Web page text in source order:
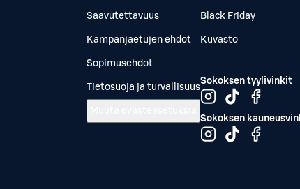
Saavutettavuus
Kampanjaetujen ehdot
Sopimusehdot
Tietosuoja ja turvallisuus
Black Friday
Kuvasto
Sokoksen tyylivinkit
Sokoksen